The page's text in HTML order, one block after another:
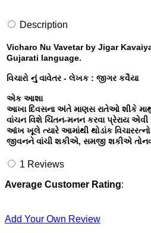
Description
Vicharo Nu Vavetar by Jigar
Gujarati language.
વિચારો નું વાવેતર - લેખક : જીગર કવૈયા
એક આશા
આખા દિવસના અંતે માણસ રાતેઓ શીકે
વાંચન વિશે ચિંતન-મનન કરવા પ્રેરાય
આંખ ખૂલે ત્યારે આમાંથી થોડાંક
જીવનને વાંચી શકીએ, સમજી શકીએ
1 Reviews
Average Customer Rating:
Add Your Own Review